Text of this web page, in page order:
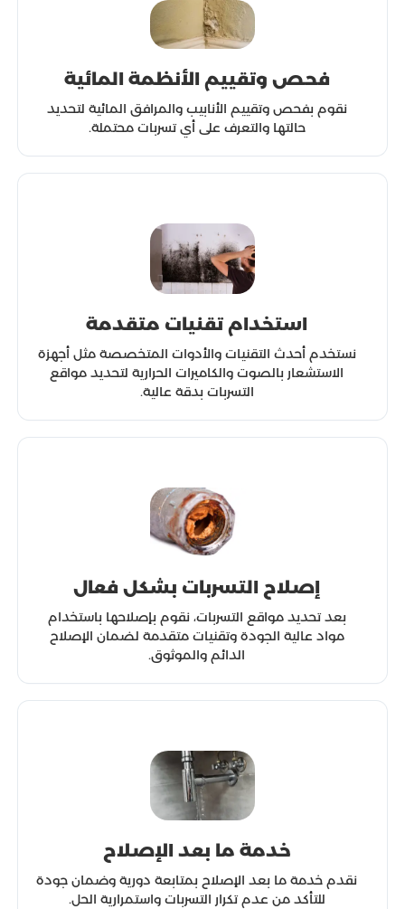
فحص وتقييم الأنظمة المائية
نقوم بفحص وتقييم الأنابيب والمرافق المائية لتحديد
حالتها والتعرف على أي تسربات محتملة.
استخدام تقنيات متقدمة
نستخدم أحدث التقنيات والأدوات المتخصصة مثل أجهزة
الاستشعار بالصوت والكاميرات الحرارية لتحديد مواقع
التسربات بدقة عالية.
إصلاح التسربات بشكل فعال
بعد تحديد مواقع التسربات، نقوم بإصلاحها باستخدام
مواد عالية الجودة وتقنيات متقدمة لضمان الإصلاح
الدائم والموثوق.
خدمة ما بعد الإصلاح
نقدم خدمة ما بعد الإصلاح بمتابعة دورية وضمان جودة
للتأكد من عدم تكرار التسربات واستمرارية الحل.